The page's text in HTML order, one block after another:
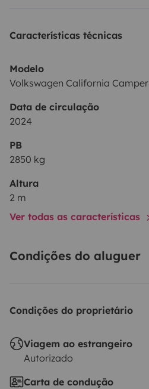
Características técnicas
Modelo
Volkswagen California Camper
Data de circulação
2024
PB
2850 kg
Altura
2 m
Ver todas as características
Condições do aluguer
Condições do proprietário
Viagem ao estrangeiro
Autorizado
Carta de condução